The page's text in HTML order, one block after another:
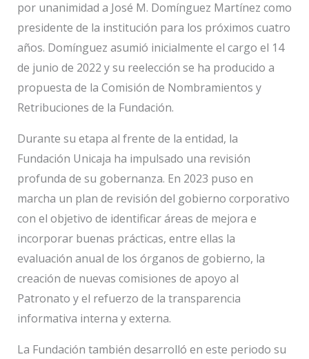
por unanimidad a José M. Domínguez Martínez como
presidente de la institución para los próximos cuatro
años. Domínguez asumió inicialmente el cargo el 14
de junio de 2022 y su reelección se ha producido a
propuesta de la Comisión de Nombramientos y
Retribuciones de la Fundación.
Durante su etapa al frente de la entidad, la
Fundación Unicaja ha impulsado una revisión
profunda de su gobernanza. En 2023 puso en
marcha un plan de revisión del gobierno corporativo
con el objetivo de identificar áreas de mejora e
incorporar buenas prácticas, entre ellas la
evaluación anual de los órganos de gobierno, la
creación de nuevas comisiones de apoyo al
Patronato y el refuerzo de la transparencia
informativa interna y externa.
La Fundación también desarrolló en este periodo su